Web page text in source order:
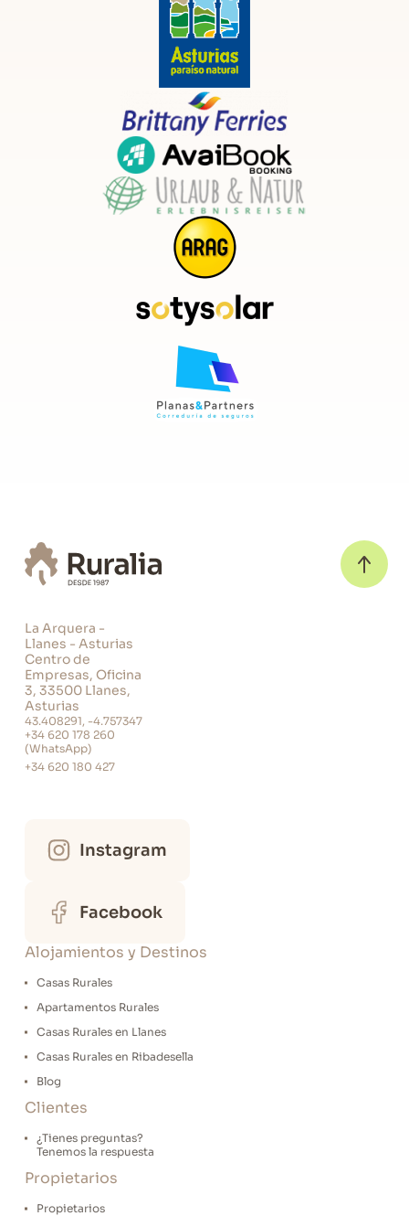
La Arquera -
Llanes - Asturias
Centro de
Empresas, Oficina
3, 33500 Llanes,
Asturias
43.408291, -4.757347
+34 620 178 260
(WhatsApp)
+34 620 180 427
Instagram
Facebook
Alojamientos y Destinos
Casas Rurales
Apartamentos Rurales
Casas Rurales en Llanes
Casas Rurales en Ribadesella
Blog
Clientes
¿Tienes preguntas?
Tenemos la respuesta
Propietarios
Propietarios